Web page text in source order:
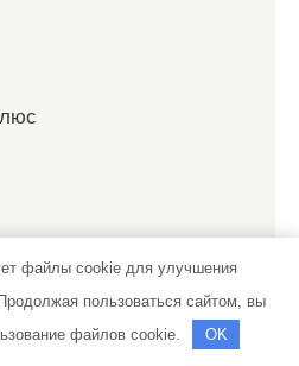
файлы cookie для улучшения
пользоваться сайтом, вы
файлов cookie.
OK